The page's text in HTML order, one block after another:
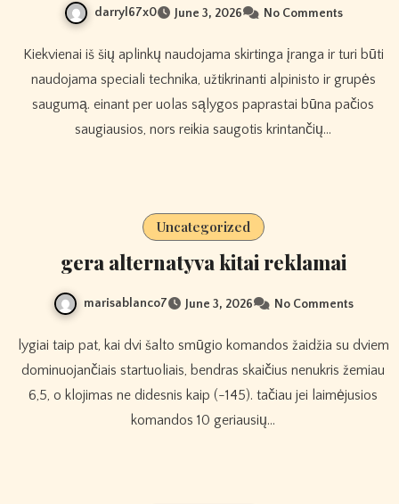
darryl67x0 June 3, 2026 No Comments
Kiekvienai iš šių aplinkų naudojama skirtinga įranga ir turi būti
naudojama speciali technika, užtikrinanti alpinisto ir grupės
saugumą. einant per uolas sąlygos paprastai būna pačios
saugiausios, nors reikia saugotis krintančių…
Uncategorized
gera alternatyva kitai reklamai
marisablanco7 June 3, 2026 No Comments
dominuojančiais startuoliais, bendras skaičius nenukris žemiau
6,5, o klojimas ne didesnis kaip (-145). tačiau jei laimėjusios
komandos 10 geriausių…